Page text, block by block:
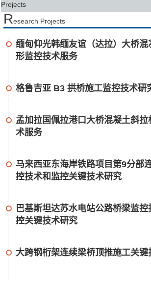
Projects
Research Projects
缅甸仰光韩缅友谊（达拉）大桥混
形监控技术服务
格鲁吉亚 B3 拱桥施工监控技术研
孟加拉国佩拉港口大桥混凝土斜拉
术服务
马来西亚东海岸铁路项目第9分部
控技术和监控关键技术研究
巴基斯坦达苏水电站公路桥梁监
控关键技术研究
大跨钢桁架连续梁桥顶推施工关键